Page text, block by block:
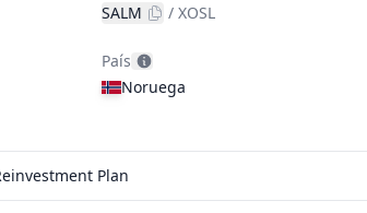
SALM
/XOSL
País
Noruega
Plan